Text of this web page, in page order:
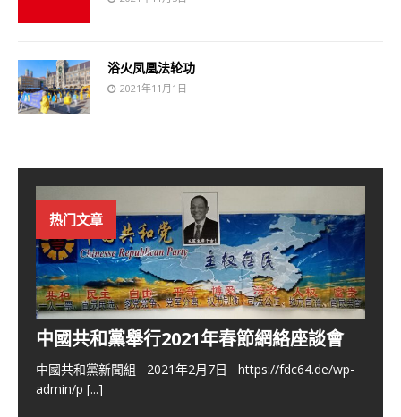
浴火凤凰法轮功
2021年11月1日
热门文章
中國共和黨舉行2021年春節網絡座談會
中國共和黨新聞組 2021年2月7日 https://fdc64.de/wp-
admin/p [...]